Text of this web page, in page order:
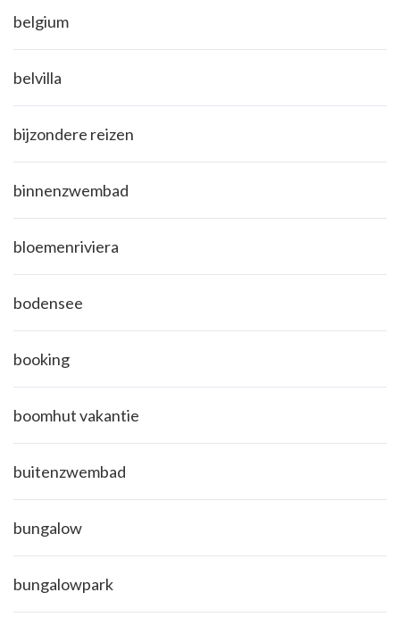
belgium
belvilla
bijzondere reizen
binnenzwembad
bloemenriviera
bodensee
booking
boomhut vakantie
buitenzwembad
bungalow
bungalowpark